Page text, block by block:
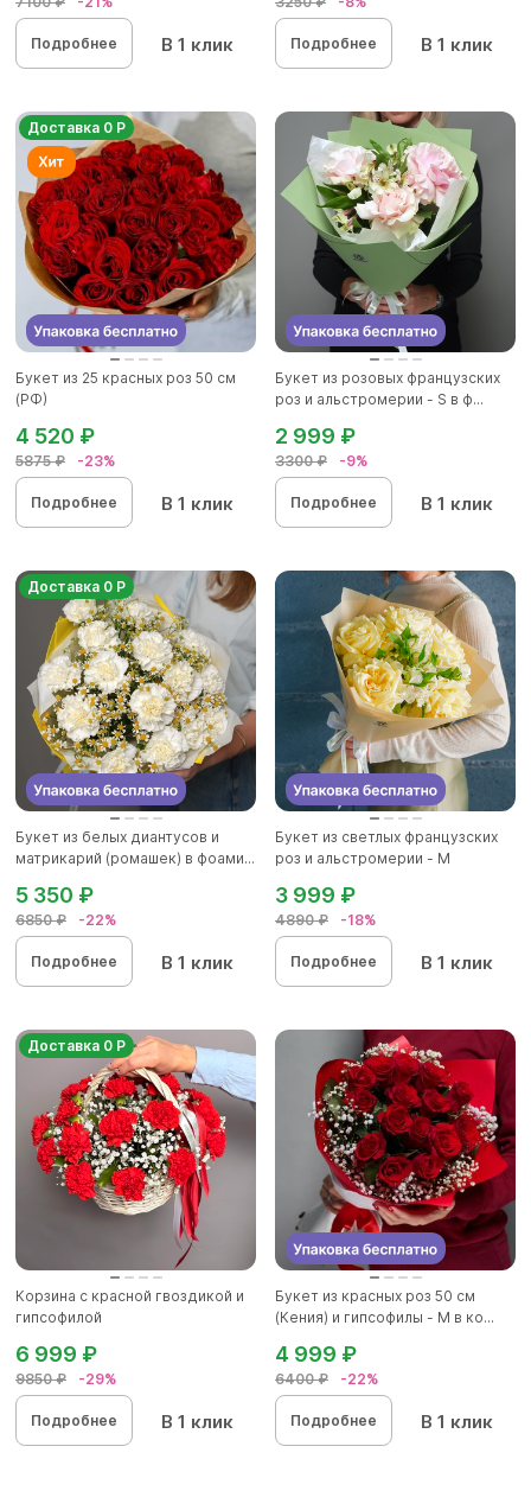
Подробнее В 1 клик Подробнее В 1 клик
Доставка 0 Р
Букет из 25 красных роз 50 см
(РФ)
5875 ₽ -23%
4 520 ₽
Подробнее В 1 клик
Букет из розовых французских
роз и альстромерии - S в ф...
3300 ₽ -9%
2 999 ₽
Подробнее В 1 клик
Доставка 0 Р
Букет из белых диантусов и
матрикарий (ромашек) в фоами...
6850 ₽ -22%
5 350 ₽
Подробнее В 1 клик
Букет из светлых французских
роз и альстромерии - М
4890 ₽ -18%
3 999 ₽
Подробнее В 1 клик
Доставка 0 Р
Корзина с красной гвоздикой и
гипсофилой
9850 ₽ -29%
6 999 ₽
Подробнее В 1 клик
Букет из красных роз 50 см
(Кения) и гипсофилы - М в ко...
6400 ₽ -22%
4 999 ₽
Подробнее В 1 клик